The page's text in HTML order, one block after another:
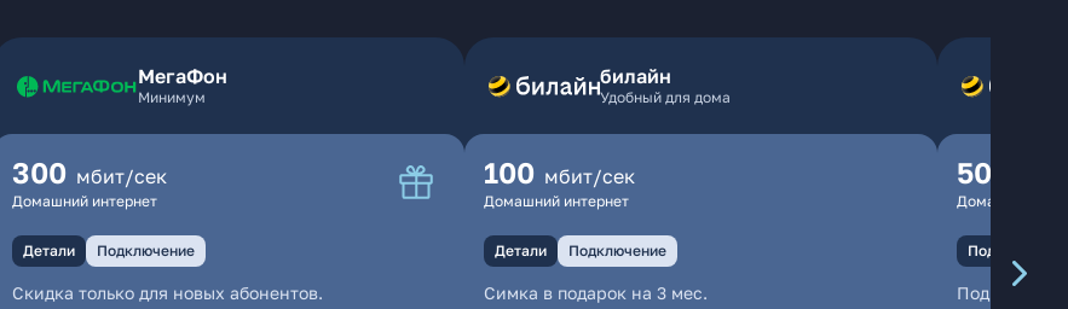
МегаФон
Минимум
300 мбит/сек
Домашний интернет
Детали Подключение
Скидка только для новых абонентов.
билайн
Удобный для дома
100 мбит/сек
Домашний интернет
Детали Подключение
Симка в подарок на 3 мес.
500
Домашний
Подключение